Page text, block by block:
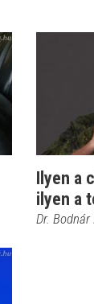
Ilyen a
ilyen a
Dr. Bodnár